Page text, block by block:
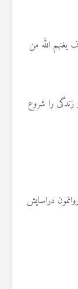
یغنهم الله من
را شروع
دراسایش